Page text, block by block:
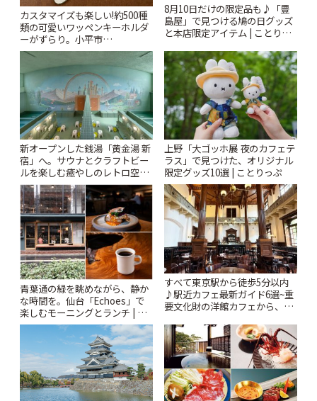
カスタマイズも楽しい!約500種
類の可愛いワッペンキーホルダ
ーがずらり。小平市
「Kimamaya T&K」 | ことりっ
8月10日だけの限定品も♪「豊
島屋」で見つける鳩の日グッズ
と本店限定アイテム | ことりっ
新オープンした銭湯「黄金湯 新
宿」へ。サウナとクラフトビー
ルを楽しむ癒やしのレトロ空間
| ことりっぷ
上野「大ゴッホ展 夜のカフェテ
ラス」で見つけた、オリジナル
限定グッズ10選 | ことりっぷ
青葉通の緑を眺めながら、静か
な時間を。仙台「Echoes」で
楽しむモーニングとランチ | こ
とりっぷ
すべて東京駅から徒歩5分以内
♪駅近カフェ最新ガイド6選~重
要文化財の洋館カフェから、改
りっぷ